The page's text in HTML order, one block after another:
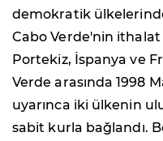
demokratik
Cabo Verde'nin ithalat
Portekiz, İspanya ve
Verde arasında 1998
uyarınca iki ülkenin
sabit kurla bağlandı.